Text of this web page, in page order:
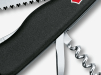
Gravură
-10%